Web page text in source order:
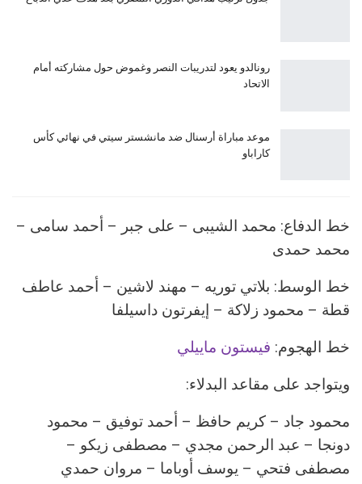
رونالدو يعود لتدريبات النصر وغموض حول مشاركته أمام
الاتحاد
موعد مباراة أرسنال ضد مانشستر سيتي في نهائي كأس
كاراباو
خط الدفاع: محمد الشيبى – على جبر – أحمد سامى –
محمد حمدى
خط الوسط: بلاتي توريه – مهند لاشين – أحمد عاطف
قطة – محمود زلاكة – إيفرتون داسيلفا
خط الهجوم: فيستون ماييلي
ويتواجد على مقاعد البدلاء:
محمود جاد – كريم حافظ – أحمد توفيق – محمود
دونجا – عبد الرحمن مجدي – مصطفى زيكو –
مصطفى فتحي – يوسف أوباما – مروان حمدي